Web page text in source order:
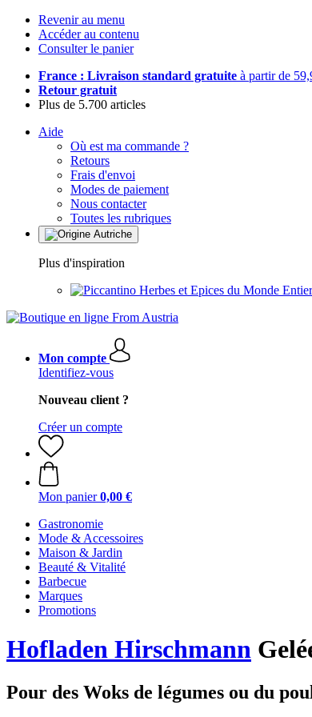
Revenir au menu
Accéder au contenu
Consulter le panier
France : Livraison standard gratuite à partir de
Retour gratuit
Plus de 5.700 articles
Aide
Où est ma commande ?
Retours
Frais d'envoi
Modes de paiement
Nous contacter
Toutes les rubriques
Plus d'inspiration
Herbes et Epices du Monde Entier
Mon compte
Identifiez-vous
Nouveau client ?
Créer un compte
Mon panier 0,00 €
Gastronomie
Mode & Accessoires
Maison & Jardin
Beauté & Vitalité
Barbecue
Marques
Promotions
Hofladen Hirschmann
Pour des Woks de légumes ou du